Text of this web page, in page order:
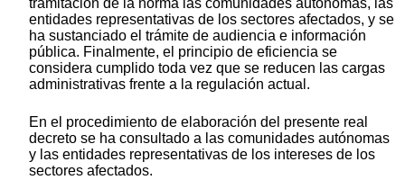
tramitación de la norma las comunidades autónomas, las
entidades representativas de los sectores afectados, y se
ha sustanciado el trámite de audiencia e información
pública. Finalmente, el principio de eficiencia se
considera cumplido toda vez que se reducen las cargas
administrativas frente a la regulación actual.
En el procedimiento de elaboración del presente real
decreto se ha consultado a las comunidades autónomas
y las entidades representativas de los intereses de los
sectores afectados.